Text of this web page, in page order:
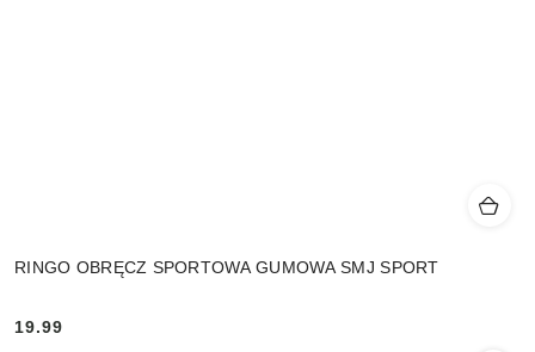
RINGO OBRĘCZ SPORTOWA GUMOWA SMJ SPORT
Cena:
19.99